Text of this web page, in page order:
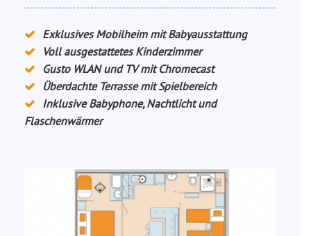
Exklusives Mobilheim mit Babyausstattung
Voll ausgestattetes Kinderzimmer
Gusto WLAN und TV mit Chromecast
Überdachte Terrasse mit Spielbereich
Inklusive Babyphone, Nachtlicht und
Flaschenwärmer